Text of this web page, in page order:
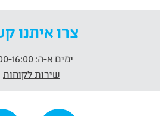
צרו איתנו
ימים א-ה:
שירות לקוחות